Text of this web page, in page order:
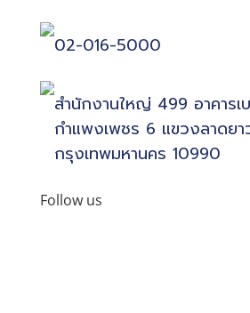
02-016-5000
สำนักงานใหญ่ 499 อาคาร
กำแพงเพชร 6 แขวงลาดย
กรุงเทพมหานคร 10990
Follow us